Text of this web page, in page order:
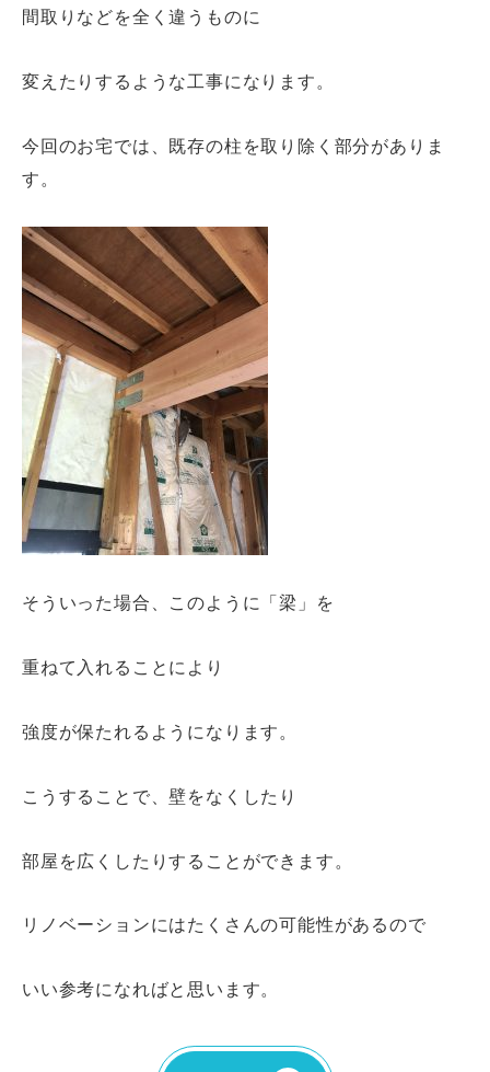
間取りなどを全く違うものに
変えたりするような工事になります。
今回のお宅では、既存の柱を取り除く部分がありま
す。
そういった場合、このように「梁」を
重ねて入れることにより
強度が保たれるようになります。
こうすることで、壁をなくしたり
部屋を広くしたりすることができます。
リノベーションにはたくさんの可能性があるので
いい参考になればと思います。